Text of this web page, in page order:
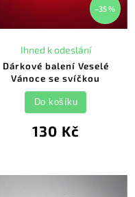
–35 %
Dárkové balení Veselé
Vánoce se svíčkou
Ihned k odeslání
130 Kč
Do košíku